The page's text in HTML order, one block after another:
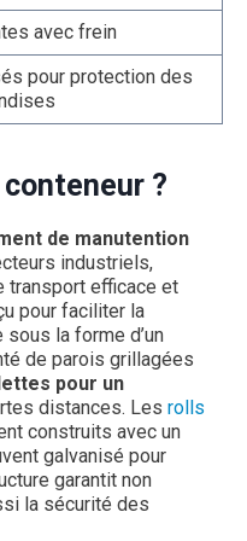
avec frein
pour protection des
conteneur ?
de manutention
industriels,
transport efficace et
pour faciliter la
la forme d’un
de parois grillagées
pour un
distances. Les rolls
construits avec un
galvanisé pour
garantit non
la sécurité des